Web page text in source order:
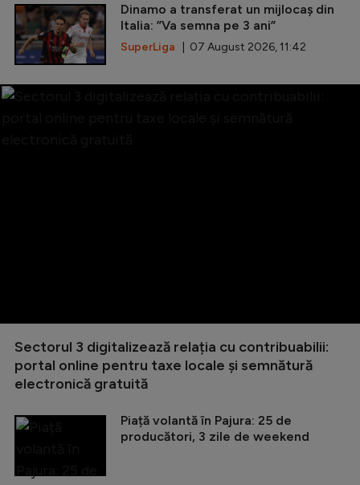
Dinamo a transferat un mijlocaș din
Italia: ”Va semna pe 3 ani”
SuperLiga | 07 August 2026, 11:42
Sectorul 3 digitalizează relația cu contribuabilii:
portal online pentru taxe locale și semnătură
electronică gratuită
Piață volantă în Pajura: 25 de
producători, 3 zile de weekend